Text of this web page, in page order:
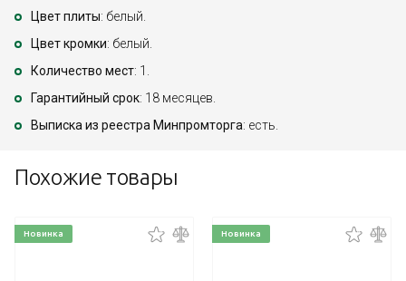
Цвет плиты: белый.
Цвет кромки: белый.
Количество мест: 1.
Гарантийный срок: 18 месяцев.
Выписка из реестра Минпромторга: есть.
Похожие товары
Новинка Новинка